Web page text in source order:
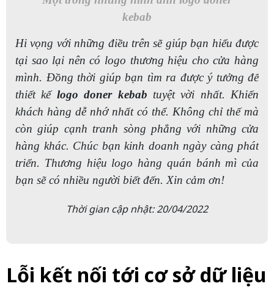
kebab
Hi vọng với những điều trên sẽ giúp bạn hiểu được
tại sao lại nên có logo thương hiệu cho cửa hàng
mình. Đồng thời giúp bạn tìm ra được ý tưởng để
thiết kế logo doner kebab tuyệt vời nhất. Khiến
khách hàng dễ nhớ nhất có thể. Không chỉ thế mà
còn giúp cạnh tranh sòng phẳng với những cửa
hàng khác. Chúc bạn kinh doanh ngày càng phát
triển. Thương hiệu logo hàng quán bánh mì của
bạn sẽ có nhiều người biết đến. Xin cảm ơn!
Thời gian cập nhật: 20/04/2022
Lỗi kết nối tới cơ sở dữ liệu